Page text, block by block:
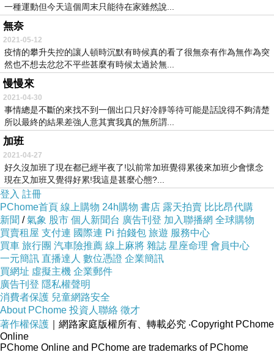
一種運動但今天這個周末只能待在家雖然說...
無奈
2021-05-12
疫情的攀升失控的讓人頓時沉默有時候真的看了很無奈有作為無作為突
然也不想去忿忿不平些甚麼有時候太過於無...
慢慢來
2021-04-30
事情總是不斷的來找不到一個出口只好冷靜等待可能是話說得不夠清楚
所以最終的結果差強人意其實我真的無所謂...
加班
2021-04-27
好久沒加班了現在都已經半夜了!以前常加班覺得累後來加班少會懷念
現在又加班又覺得好累!我這是甚麼心態?...
登入 註冊
PChome首頁 線上購物 24h購物 書店 露天拍賣 比比昂代購
新聞 /氣象 股市 個人新聞台 廣告刊登 加入聯播網 全球購物
買賣租屋 支付連 國際連 Pi 拍錢包 旅遊 服務中心
買車 旅行團 汽車險推薦 線上麻將 雜誌 星座命理 會員中心
一元簡訊 直播達人 數位憑證 企業簡訊
買網址 虛擬主機 企業郵件
廣告刊登 隱私權聲明
消費者保護 兒童網路安全
About PChome 投資人聯絡 徵才
著作權保護 ｜網路家庭版權所有、轉載必究 ‧Copyright PChome
Online
PChome Online and PChome are trademarks of PChome